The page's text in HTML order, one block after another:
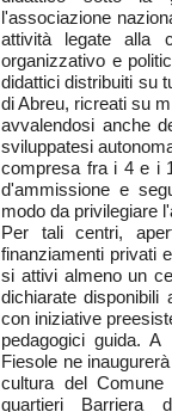
l'associazione
attività legate alla
organizzativo e
didattici distribuiti su
di Abreu, ricreati su
avvalendosi anche
sviluppatesi
compresa fra i 4 e i
d'ammissione e
modo da privilegiare
Per tali centri,
finanziamenti privati
si attivi almeno un
dichiarate disponibili
con iniziative
pedagogici guida.
Fiesole ne
cultura del
quartieri Barriera